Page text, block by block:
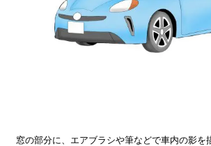
窓の部分に、エアブラシや筆などで車内の影を